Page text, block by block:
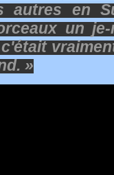
autres en
un
»